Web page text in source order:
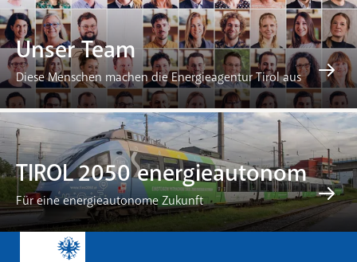
Unser Team
Diese Menschen machen die Energieagentur Tirol aus
TIROL 2050 energieautonom
Für eine energieautonome Zukunft